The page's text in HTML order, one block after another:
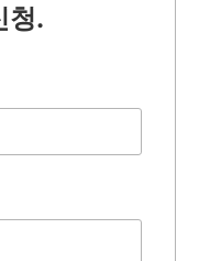
청.